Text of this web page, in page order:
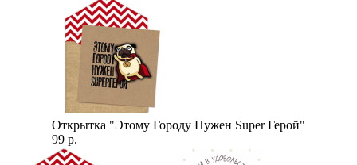
Открытка "Этому Городу Нужен Super Герой"
99 р.